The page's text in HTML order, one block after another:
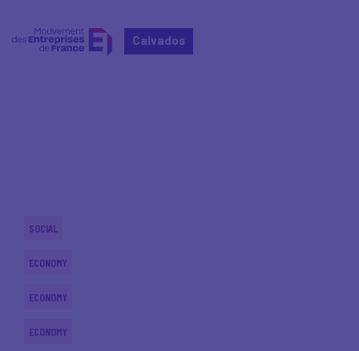
Calvados
SOCIAL
ECONOMY
ECONOMY
ECONOMY